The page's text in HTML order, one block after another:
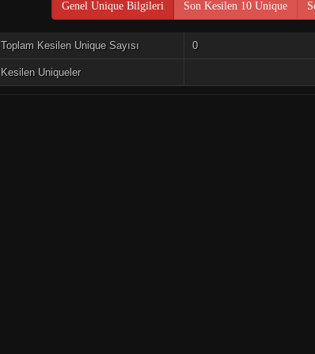
Genel Unique Bilgileri Son Kesilen 10 Unique
Toplam Kesilen Unique Sayısı 0
Kesilen Uniqueler